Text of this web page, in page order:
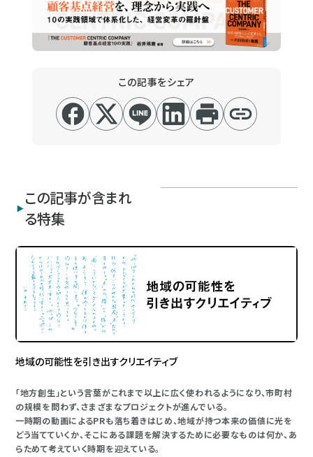
この記事をシェア
この記事が含まれ
る特集
地域の可能性を引き出すクリエイティブ
「地方創生」という言葉がこれまで以上に広く使われるようになり、市町村
の規模を問わず、さまざまなプロジェクトが進んでいる。
一時期の動画によるPRも落ち着きはじめ、地域が持つ本来の価値に光を
どう当てていくか、そこにある課題を解決するために必要なものは何か、あ
らためて考えていく時期を迎えている。